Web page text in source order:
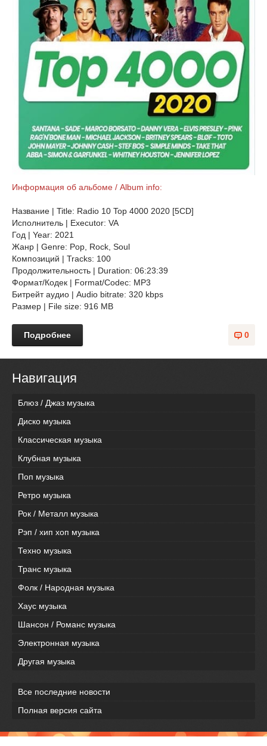
Информация об альбоме / Album info:
Название | Title: Radio 10 Top 4000 2020 [5CD]
Исполнитель | Executor: VA
Год | Year: 2021
Жанр | Genre: Pop, Rock, Soul
Композиций | Tracks: 100
Продолжительность | Duration: 06:23:39
Формат/Кодек | Format/Codec: MP3
Битрейт аудио | Audio bitrate: 320 kbps
Размер | File size: 916 MB
0
Подробнее
Навигация
Блюз / Джаз музыка
Диско музыка
Классическая музыка
Клубная музыка
Поп музыка
Ретро музыка
Рок / Металл музыка
Рэп / хип хоп музыка
Техно музыка
Транс музыка
Фолк / Народная музыка
Хаус музыка
Шансон / Романс музыка
Электронная музыка
Другая музыка
Все последние новости
Полная версия сайта